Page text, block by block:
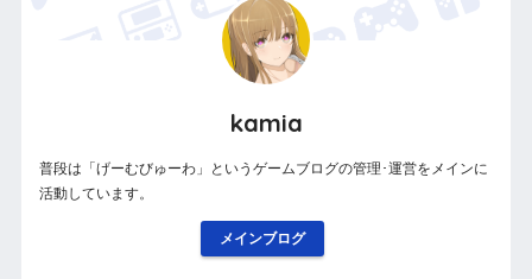
kamia
普段は「げーむびゅーわ」というゲームブログの管理･運営をメインに
活動しています。
メインブログ